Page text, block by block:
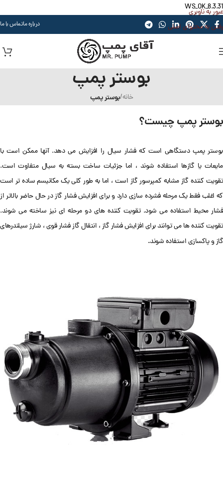
WS_OK_8.3.31
عبور به ناوبری
رفتن به محتوای اصلی
درباره ماتماس با ما
بوستر پمپ
خانه/بوستر پمپ
بوستر پمپ چیست؟
بوستر پمپ دستگاهی است که فشار سیال را افزایش می دهد. آنها ممکن است با
مایعات یا گازها استفاده شوند ، اما جزئیات ساخت بسته به سیال متفاوت است.
تقویت کننده گاز مشابه کمپرسور گاز است ، اما به طور کلی یک مکانیسم ساده تر است
که اغلب فقط یک مرحله فشرده سازی دارد و برای افزایش فشار گاز در حال حاضر بالاتر از
فشار محیط استفاده می شود. تقویت کننده های دو مرحله ای نیز ساخته می شوند.
تقویت کننده ها می توانند برای افزایش فشار گاز ، انتقال گاز فشار قوی ، شارژ سیلندرهای
گاز و پاکسازی استفاده شوند.